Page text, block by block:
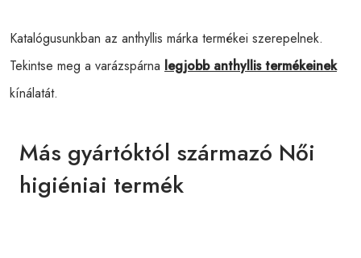
Katalógusunkban az anthyllis márka termékei szerepelnek.
Tekintse meg a varázspárna legjobb anthyllis termékeinek
kínálatát.
Más gyártóktól származó Női
higiéniai termék